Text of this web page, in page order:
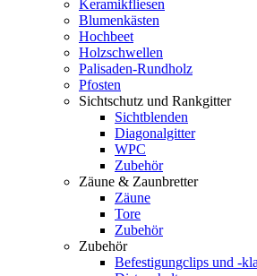
Keramikfliesen
Blumenkästen
Hochbeet
Holzschwellen
Palisaden-Rundholz
Pfosten
Sichtschutz und Rankgitter
Sichtblenden
Diagonalgitter
WPC
Zubehör
Zäune & Zaunbretter
Zäune
Tore
Zubehör
Zubehör
Befestigungclips und -